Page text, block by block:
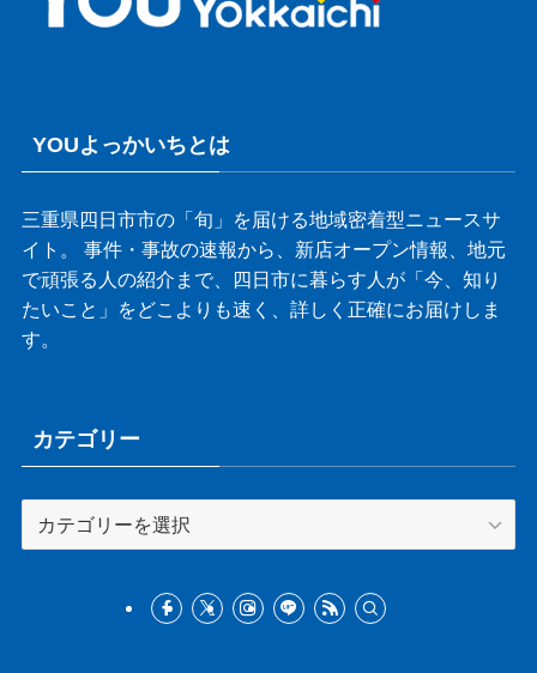
YOUよっかいちとは
三重県四日市市の「旬」を届ける地域密着型ニュースサ
イト。 事件・事故の速報から、新店オープン情報、地元
で頑張る人の紹介まで、四日市に暮らす人が「今、知り
たいこと」をどこよりも速く、詳しく正確にお届けしま
す。
カテゴリー
テ